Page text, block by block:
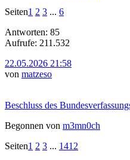
Seiten1 2 3 ... 6
Antworten: 85
Aufrufe: 211.532
22.05.2026 21:58
von matzeso
Beschluss des
Begonnen von m3mn0ch
Seiten1 2 3 ... 1412